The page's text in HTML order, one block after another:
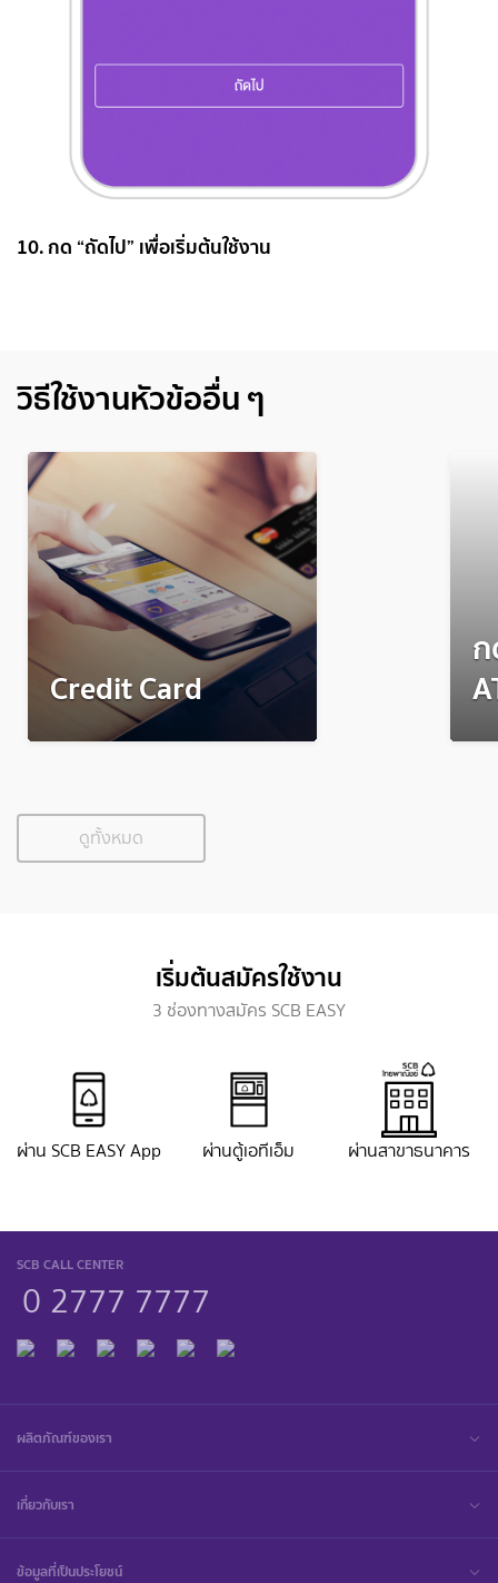
10. กด “ถัดไป” เพื่อเริ่มต้นใช้งาน
วิธีใช้งานหัวข้ออื่น ๆ
Credit Card
ก
ดูทั้งหมด
เริ่มต้นสมัครใช้งาน
3 ช่องทางสมัคร SCB EASY
ผ่าน SCB EASY App ผ่านตู้เอทีเอ็ม ผ่านสาขาธนาคาร
SCB CALL CENTER
0 2777 7777
ผลิตภัณฑ์ของเรา
เกี่ยวกับเรา
ข้อมูลที่เป็นประโยชน์